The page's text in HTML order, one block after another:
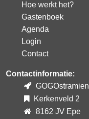
Hoe werkt het?
Gastenboek
Agenda
Login
Contact
Contactinformatie:
GOGOstramien
Kerkenveld 2
8162 JV Epe